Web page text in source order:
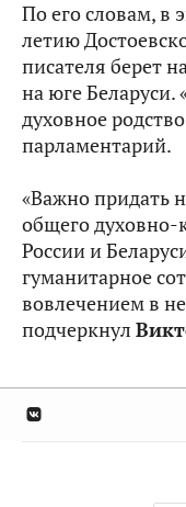
По его словам, в
летию
писателя берет
на юге Беларуси.
духовное
парламентарий.
«Важно придать
общего духовно-
России и
гуманитарное
вовлечением в
подчеркнул